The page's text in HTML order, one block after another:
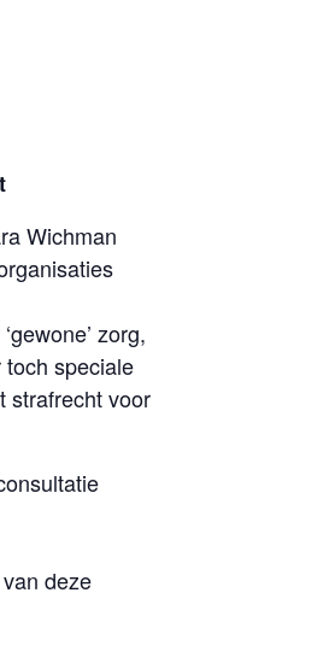
Wichman
zorg,
speciale
strafrecht voor
deze